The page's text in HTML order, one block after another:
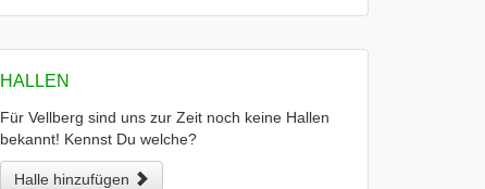
HALLEN
Für Vellberg sind uns zur Zeit noch keine Hallen
bekannt! Kennst Du welche?
Halle hinzufügen